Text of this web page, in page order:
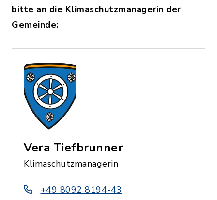
bitte an die Klimaschutzmanagerin der
Gemeinde:
Vera Tiefbrunner
Klimaschutzmanagerin
+49 8092 8194-43